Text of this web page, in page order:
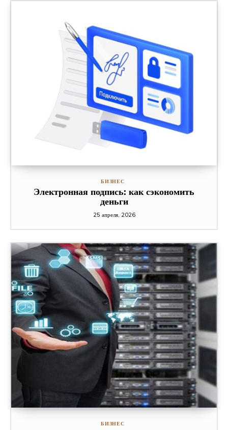
БИЗНЕС
Электронная подпись: как сэкономить
деньги
25 апреля, 2026
БИЗНЕС